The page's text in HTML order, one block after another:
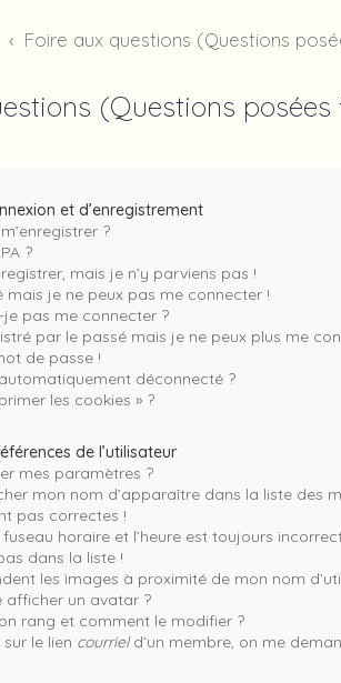
Foire aux questions (Questions
(Questions
et d’enregistrement
?
?
mais je n’y parviens pas !
mais je ne peux pas me connecter !
pas me connecter ?
par le passé mais je ne peux plus me
de passe !
déconnecté ?
les cookies » ?
de l’utilisateur
mes paramètres ?
mon nom d’apparaître dans la liste des
pas correctes !
horaire et l’heure est toujours
dans la liste !
les images à proximité de mon nom
afficher un avatar ?
rang et comment le modifier ?
le lien courrield’un membre, on me